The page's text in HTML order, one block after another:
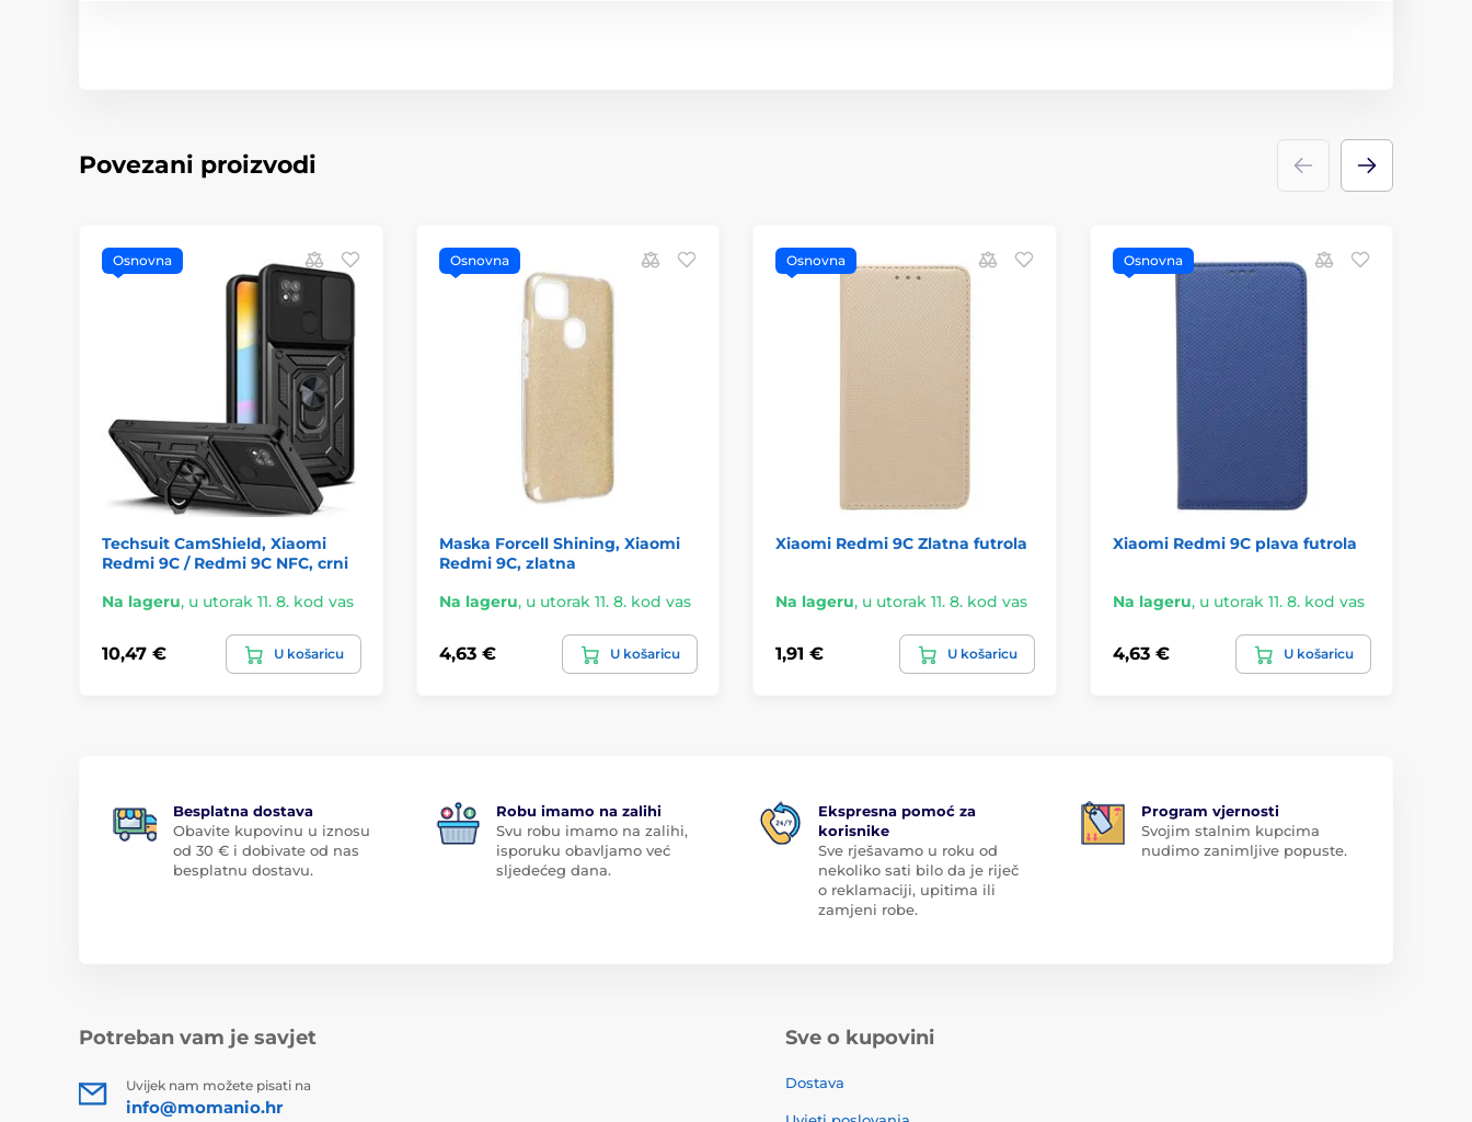
Povezani proizvodi
Osnovna
Techsuit CamShield, Xiaomi
Redmi 9C / Redmi 9C NFC, crni
Na lageru, u utorak 11. 8. kod vas
10,47 € U košaricu
Osnovna
Maska Forcell Shining, Xiaomi
Redmi 9C, zlatna
Na lageru, u utorak 11. 8. kod vas
4,63 € U košaricu
Osnovna
Xiaomi Redmi 9C Zlatna futrola
Na lageru, u utorak 11. 8. kod vas
1,91 € U košaricu
Osnovna
Xiaomi Redmi 9C plava futrola
Na lageru, u utorak 11. 8. kod vas
4,63 € U košaricu
Besplatna dostava
Obavite kupovinu u iznosu
od 30 € i dobivate od nas
besplatnu dostavu.
Robu imamo na zalihi
Svu robu imamo na zalihi,
isporuku obavljamo već
sljedećeg dana.
Ekspresna pomoć za
korisnike
Sve rješavamo u roku od
nekoliko sati bilo da je riječ
o reklamaciji, upitima ili
zamjeni robe.
Program vjernosti
Svojim stalnim kupcima
nudimo zanimljive popuste.
Potreban vam je savjet
Uvijek nam možete pisati na
info@momanio.hr
Sve o kupovini
Dostava